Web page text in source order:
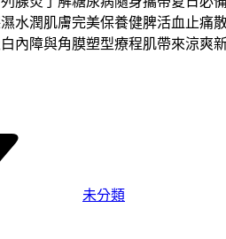
水潤肌膚完美保養健脾活血止痛
內障與角膜塑型療程肌帶來涼爽
未分類